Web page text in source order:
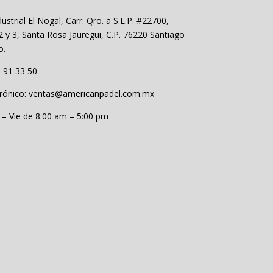
El Nogal, Carr. Qro. a S.L.P. #22700,
y 3, Santa Rosa Jauregui, C.P. 76220 Santiago
91 33 50
ventas@americanpadel.com.mx
Vie de 8:00 am – 5:00 pm